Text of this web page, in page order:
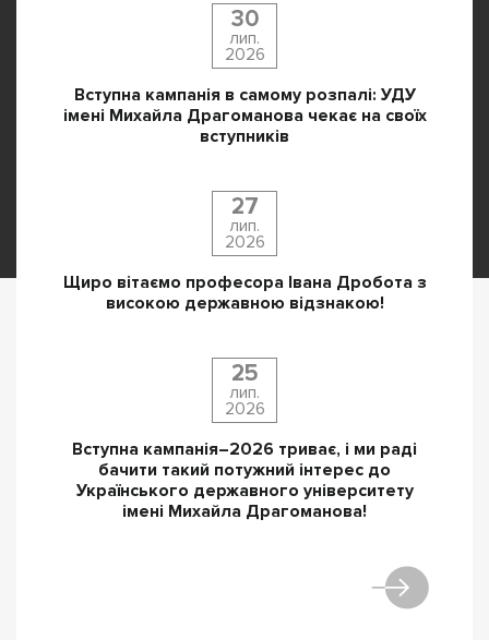
30
лип.
2026
Вступна кампанія в самому розпалі: УДУ
імені Михайла Драгоманова чекає на своїх
вступників
27
лип.
2026
Щиро вітаємо професора Івана Дробота з
високою державною відзнакою!
25
лип.
2026
Вступна кампанія–2026 триває, і ми раді
бачити такий потужний інтерес до
Українського державного університету
імені Михайла Драгоманова!